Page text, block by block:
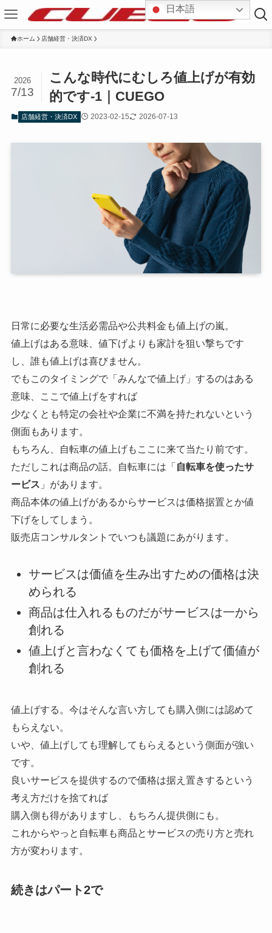
ホーム 店舗経営・決済DX
こんな時代にむしろ値上げが有効
的です-1｜CUEGO
2026
7/13
店舗経営・決済DX 2023-02-15 2026-07-13
日常に必要な生活必需品や公共料金も値上げの嵐。
値上げはある意味、値下げよりも家計を狙い撃ちです
し、誰も値上げは喜びません。
でもこのタイミングで「みんなで値上げ」するのはある
意味、ここで値上げをすれば
少なくとも特定の会社や企業に不満を持たれないという
側面もあります。
もちろん、自転車の値上げもここに来て当たり前です。
ただしこれは商品の話。自転車には「自転車を使ったサ
ービス 」があります。
商品本体の値上げがあるからサービスは価格据置とか値
下げをしてしまう。
販売店コンサルタントでいつも議題にあがります。
サービスは価値を生み出すための価格は決
められる
商品は仕入れるものだがサービスは一から
創れる
値上げと言わなくても価格を上げて価値が
創れる
値上げする。今はそんな言い方しても購入側には認めて
もらえない。
いや、値上げしても理解してもらえるという側面が強い
です。
良いサービスを提供するので価格は据え置きするという
考え方だけを捨てれば
購入側も得がありますし、もちろん提供側にも。
これからやっと自転車も商品とサービスの売り方と売れ
方が変わります。
続きはパート2で
日本語